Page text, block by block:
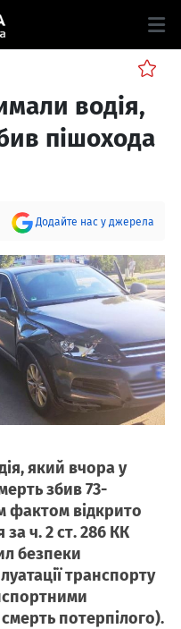
водія,
пішохода
Додайте нас у джерела
який вчора у
збив 73-
фактом відкрито
ч. 2 ст. 286 КК
безпеки
транспорту
потерпілого).